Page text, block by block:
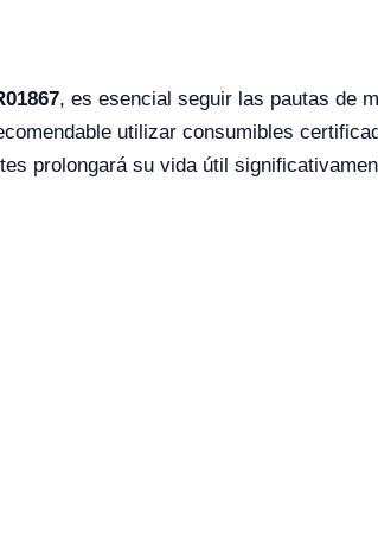
, es esencial seguir las pautas de
utilizar consumibles
prolongará su vida útil